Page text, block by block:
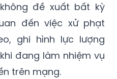
đề xuất bất kỳ
đến việc xử phạt
ghi hình lực lượng
đang làm nhiệm vụ
trên mạng.